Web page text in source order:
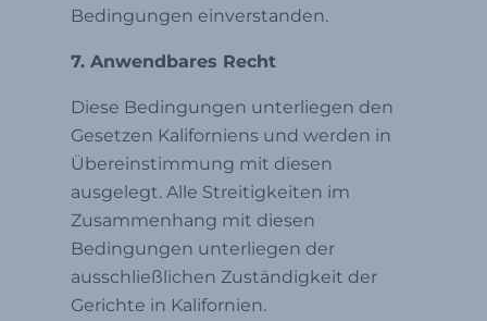
Bedingungen einverstanden.
7. Anwendbares Recht
Diese Bedingungen unterliegen den
Gesetzen Kaliforniens und werden in
Übereinstimmung mit diesen
ausgelegt. Alle Streitigkeiten im
Zusammenhang mit diesen
Bedingungen unterliegen der
ausschließlichen Zuständigkeit der
Gerichte in Kalifornien.